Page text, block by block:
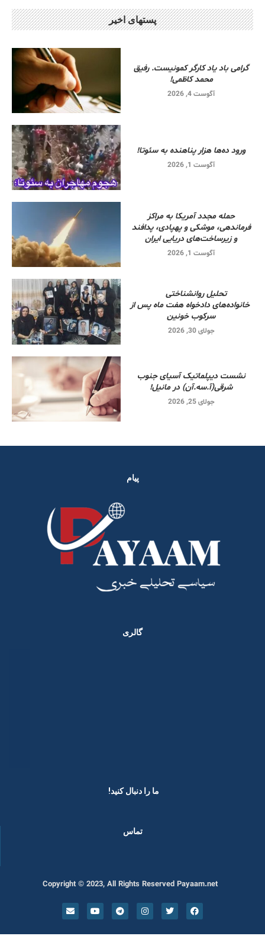
پستهای اخیر
گرامی باد یاد کارگر کمونیست. رفیق
محمد کاظمی!
آگوست 4, 2026
ورود ده‌ها هزار پناهنده به سئوتا!
آگوست 1, 2026
حمله مجدد آمریکا به مراکز
فرماندهی، موشکی و پهپادی، پدافند
و زیرساخت‌های دریایی ایران
آگوست 1, 2026
تحلیل روانشناختی
خانواده‌های دادخواه هفت ماه پس از
سرکوب خونین
جولای 30, 2026
نشست دیپلماتیک آسیای جنوب
شرقی‌(آ.سه.آن) در مانیل!
جولای 25, 2026
پیام
گالری
ما را دنبال کنید! ​
تماس
Copyright © 2023, All Rights Reserved Payaam.net